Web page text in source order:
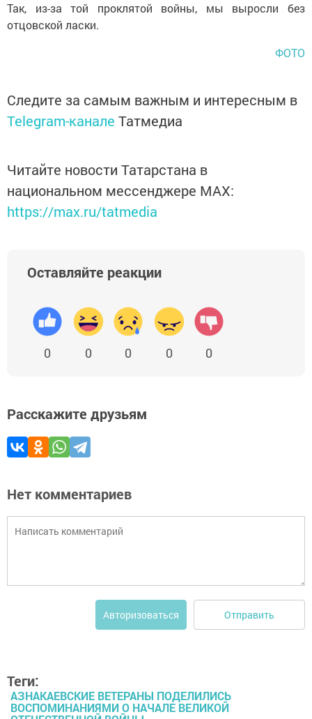
Так, из-за той проклятой войны, мы выросли без
отцовской ласки.
ФОТО
Следите за самым важным и интересным в
Telegram-канале Татмедиа
Читайте новости Татарстана в
национальном мессенджере MАХ:
https://max.ru/tatmedia
Оставляйте реакции
0 0 0 0 0
Расскажите друзьям
Нет комментариев
Авторизоваться Отправить
Теги:
АЗНАКАЕВСКИЕ ВЕТЕРАНЫ ПОДЕЛИЛИСЬ
ВОСПОМИНАНИЯМИ О НАЧАЛЕ ВЕЛИКОЙ